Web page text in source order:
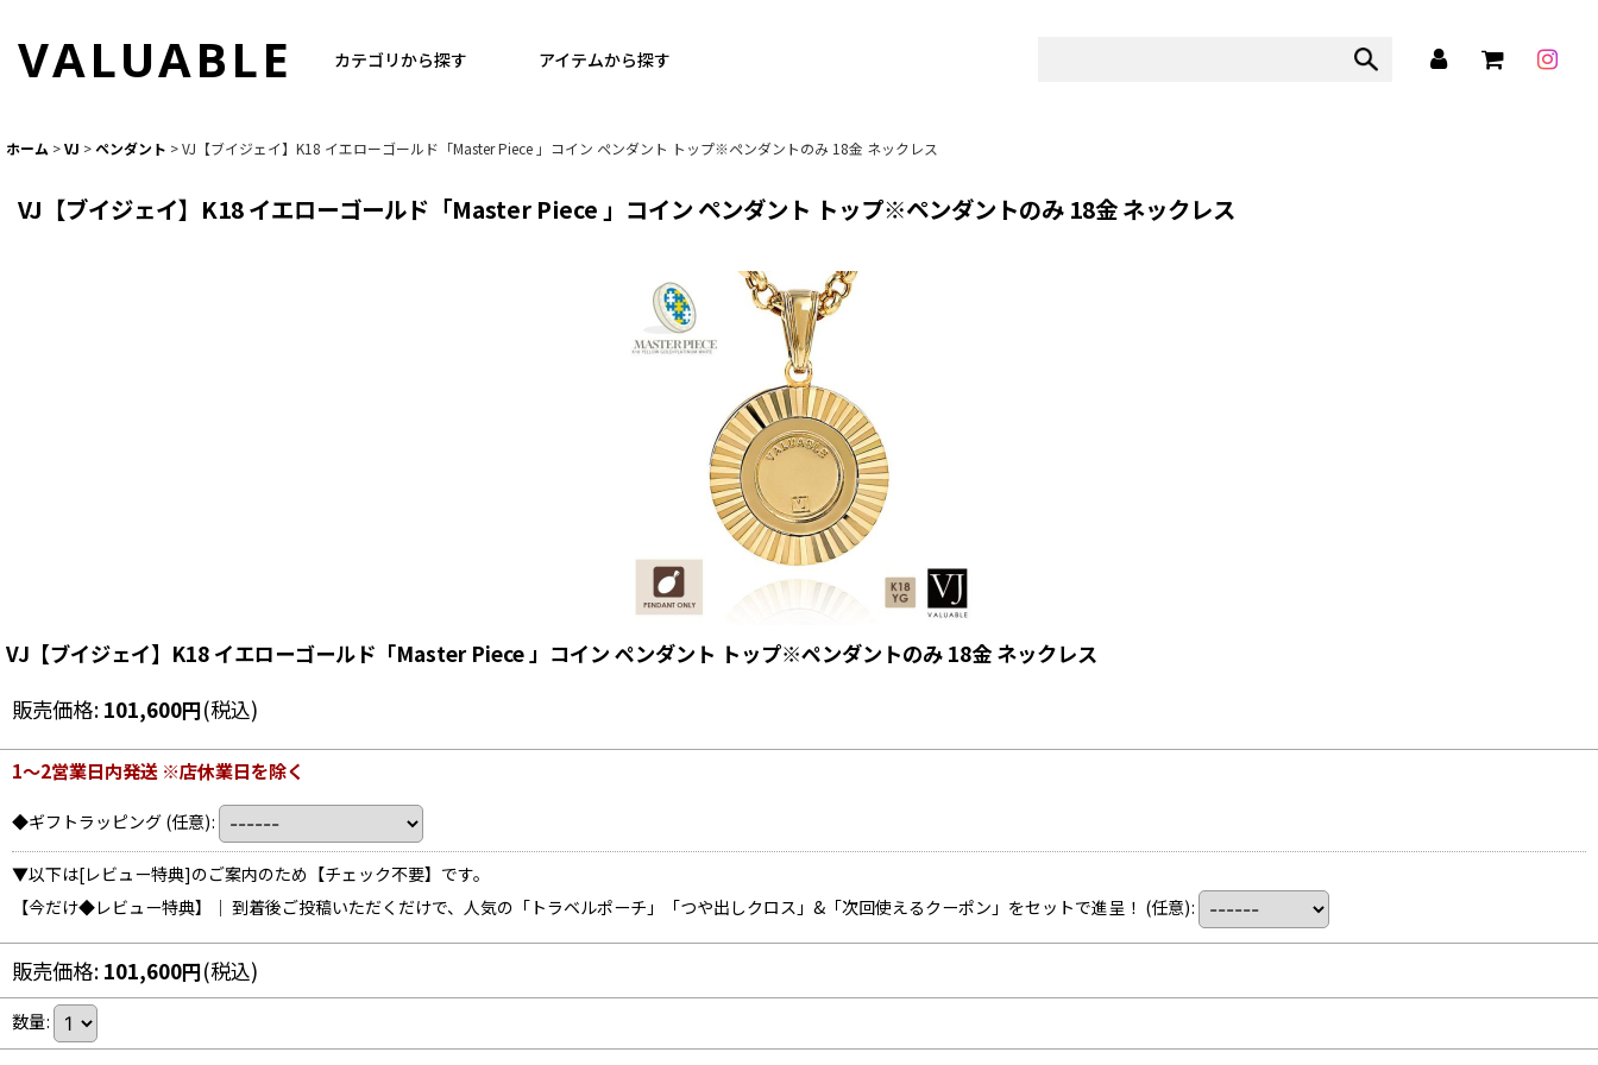
VALUABLE カテゴリから探す アイテムから探す
ホーム >VJ >ペンダント >VJ【ブイジェイ】K18 イエローゴールド「Master Piece 」コイン ペンダント トップ※ペンダントのみ 18金 ネックレス
VJ【ブイジェイ】K18 イエローゴールド「Master Piece 」コイン ペンダント トップ※ペンダントのみ 18金 ネックレス
VJ【ブイジェイ】K18 イエローゴールド「Master Piece 」コイン ペンダント トップ※ペンダントのみ 18金 ネックレス
販売価格: 101,600円(税込)
1〜2営業日内発送 ※店休業日を除く
◆ギフトラッピング (任意):
▼以下は[レビュー特典]のご案内のため【チェック不要】です。
【今だけ◆レビュー特典】｜ 到着後ご投稿いただくだけで、人気の「トラベルポーチ」「つや出しクロス」&「次回使えるクーポン」をセットで進呈！ (任意):
販売価格: 101,600円(税込)
数量: